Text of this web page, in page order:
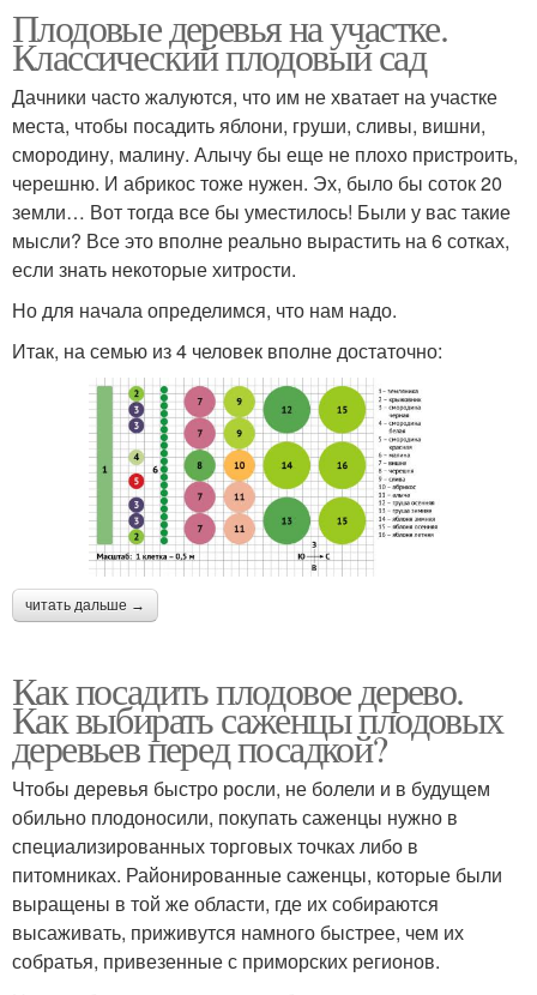
Плодовые деревья на участке.
Классический плодовый сад
Дачники часто жалуются, что им не хватает на участке
места, чтобы посадить яблони, груши, сливы, вишни,
смородину, малину. Алычу бы еще не плохо пристроить,
черешню. И абрикос тоже нужен. Эх, было бы соток 20
земли… Вот тогда все бы уместилось! Были у вас такие
мысли? Все это вполне реально вырастить на 6 сотках,
если знать некоторые хитрости.
Но для начала определимся, что нам надо.
Итак, на семью из 4 человек вполне достаточно:
читать дальше →
Как посадить плодовое дерево.
Как выбирать саженцы плодовых
деревьев перед посадкой?
Чтобы деревья быстро росли, не болели и в будущем
обильно плодоносили, покупать саженцы нужно в
специализированных торговых точках либо в
питомниках. Районированные саженцы, которые были
выращены в той же области, где их собираются
высаживать, приживутся намного быстрее, чем их
собратья, привезенные с приморских регионов.